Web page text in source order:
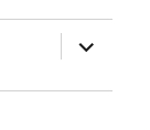
anzeigen